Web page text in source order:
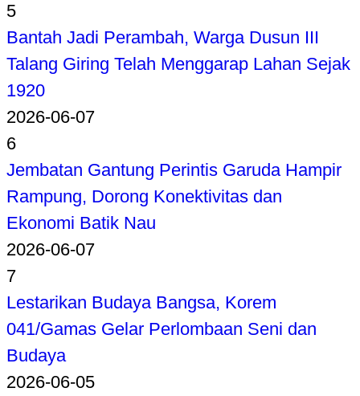
5
Bantah Jadi Perambah, Warga Dusun III
Talang Giring Telah Menggarap Lahan Sejak
1920
2026-06-07
6
Jembatan Gantung Perintis Garuda Hampir
Rampung, Dorong Konektivitas dan
Ekonomi Batik Nau
2026-06-07
7
Lestarikan Budaya Bangsa, Korem
041/Gamas Gelar Perlombaan Seni dan
Budaya
2026-06-05